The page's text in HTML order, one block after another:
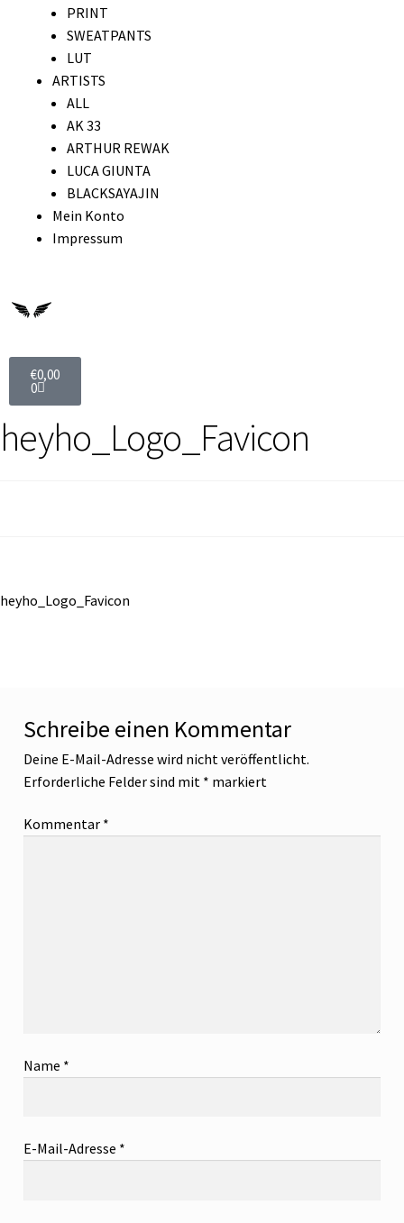
PRINT
SWEATPANTS
LUT
ARTISTS
ALL
AK 33
ARTHUR REWAK
LUCA GIUNTA
BLACKSAYAJIN
Mein Konto
Impressum
€0,00
0
heyho_Logo_Favicon
heyho_Logo_Favicon
Schreibe einen Kommentar
Deine E-Mail-Adresse wird nicht veröffentlicht.
Erforderliche Felder sind mit * markiert
Kommentar *
Name *
E-Mail-Adresse *